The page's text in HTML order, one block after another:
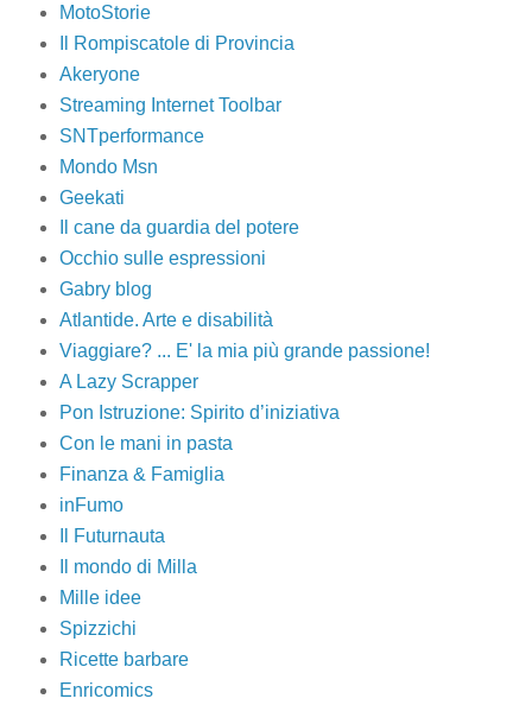
MotoStorie
Il Rompiscatole di Provincia
Akeryone
Streaming Internet Toolbar
SNTperformance
Mondo Msn
Geekati
Il cane da guardia del potere
Occhio sulle espressioni
Gabry blog
Atlantide. Arte e disabilità
Viaggiare? ... E' la mia più grande passione!
A Lazy Scrapper
Pon Istruzione: Spirito d’iniziativa
Con le mani in pasta
Finanza & Famiglia
inFumo
Il Futurnauta
Il mondo di Milla
Mille idee
Spizzichi
Ricette barbare
Enricomics